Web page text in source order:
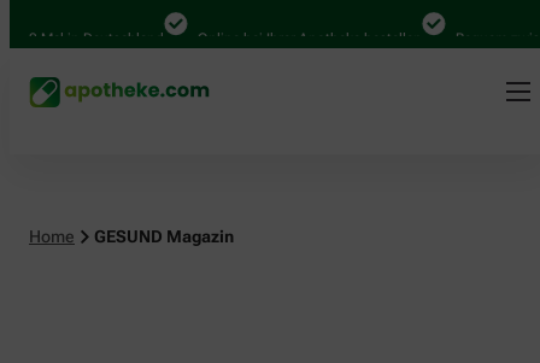
Mal in Deutschland Online bei Ihrer Apotheke bestellen Bequem
Home GESUND Magazin